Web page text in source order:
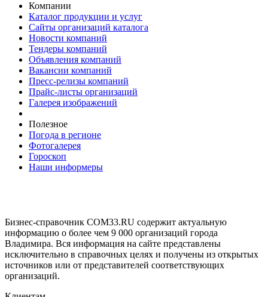
Компании
Каталог продукции и услуг
Сайты организаций каталога
Новости компаний
Тендеры компаний
Объявления компаний
Вакансии компаний
Пресс-релизы компаний
Прайс-листы организаций
Галерея изображений
Полезное
Погода в регионе
Фотогалерея
Гороскоп
Наши информеры
Бизнес-справочник COM33.RU содержит актуальную
информацию о более чем 9 000 организаций города
Владимира. Вся информация на сайте представлены
исключительно в справочных целях и получены из открытых
источников или от представителей соответствующих
организаций.